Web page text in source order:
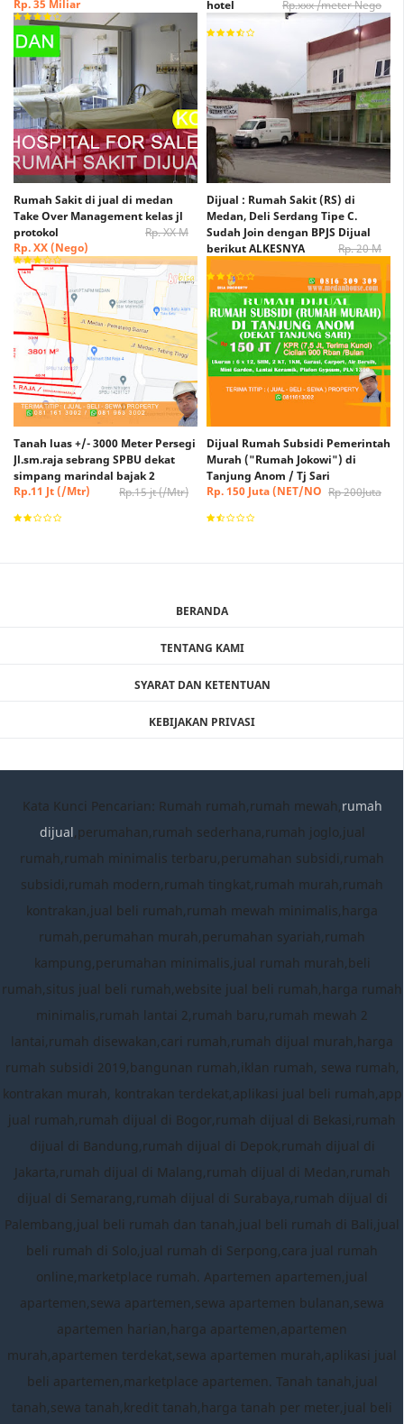
Rp. 35 Miliar hotel
Rp.xxx /meter Nego
Rp. xxx /Meter Nego
Rumah Sakit di jual di medan
Take Over Management kelas jl
protokol
Rp. XX M
Rp. XX (Nego)
Dijual : Rumah Sakit (RS) di
Medan, Deli Serdang Tipe C.
Sudah Join dengan BPJS Dijual
berikut ALKESNYA
Rp. 20 M
Rp. 15 M (Nego)
Tanah luas +/- 3000 Meter Persegi
Jl.sm.raja sebrang SPBU dekat
simpang marindal bajak 2
Rp.15 jt (/Mtr)
Rp.11 Jt (/Mtr)
Dijual Rumah Subsidi Pemerintah
Murah ("Rumah Jokowi") di
Tanjung Anom / Tj Sari
Rp 200Juta
Rp. 150 Juta (NET/NO
BERANDA
TENTANG KAMI
SYARAT DAN KETENTUAN
KEBIJAKAN PRIVASI
Kata Kunci Pencarian: Rumah rumah,rumah mewah,rumah
dijual,perumahan,rumah sederhana,rumah joglo,jual
rumah,rumah minimalis terbaru,perumahan subsidi,rumah
subsidi,rumah modern,rumah tingkat,rumah murah,rumah
kontrakan,jual beli rumah,rumah mewah minimalis,harga
rumah,perumahan murah,perumahan syariah,rumah
kampung,perumahan minimalis,jual rumah murah,beli
rumah,situs jual beli rumah,website jual beli rumah,harga rumah
minimalis,rumah lantai 2,rumah baru,rumah mewah 2
lantai,rumah disewakan,cari rumah,rumah dijual murah,harga
rumah subsidi 2019,bangunan rumah,iklan rumah, sewa rumah,
kontrakan murah, kontrakan terdekat,aplikasi jual beli rumah,app
jual rumah,rumah dijual di Bogor,rumah dijual di Bekasi,rumah
dijual di Bandung,rumah dijual di Depok,rumah dijual di
Jakarta,rumah dijual di Malang,rumah dijual di Medan,rumah
dijual di Semarang,rumah dijual di Surabaya,rumah dijual di
Palembang,jual beli rumah dan tanah,jual beli rumah di Bali,jual
beli rumah di Solo,jual rumah di Serpong,cara jual rumah
online,marketplace rumah. Apartemen apartemen,jual
apartemen,sewa apartemen,sewa apartemen bulanan,sewa
apartemen harian,harga apartemen,apartemen
murah,apartemen terdekat,sewa apartemen murah,aplikasi jual
beli apartemen,marketplace apartemen. Tanah tanah,jual
tanah,sewa tanah,kredit tanah,harga tanah per meter,jual beli